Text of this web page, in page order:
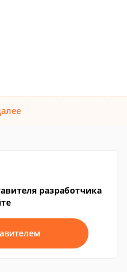
разработчика